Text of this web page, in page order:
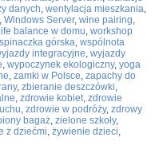
danych, wentylacja mieszkania,
, Windows Server, wine pairing,
balance w domu, workshop
górska, wspólnota
integracyjne, wyjazdy
, wypoczynek ekologiczny, yoga
, zamki w Polsce, zapachy do
, zbieranie deszczówki,
, zdrowie kobiet, zdrowie
, zdrowie w podróży, zdrowy
bagaż, zielone szkoły,
z dziećmi, żywienie dzieci,